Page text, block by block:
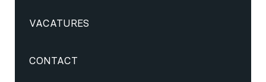
VACATURES
CONTACT